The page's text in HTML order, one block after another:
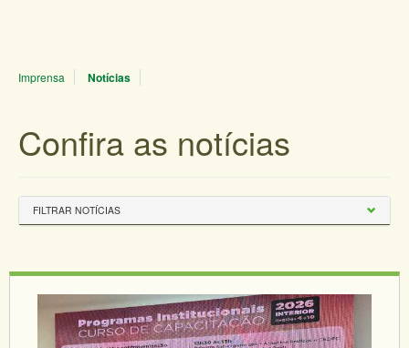
Imprensa Notícias
Confira as notícias
FILTRAR NOTÍCIAS